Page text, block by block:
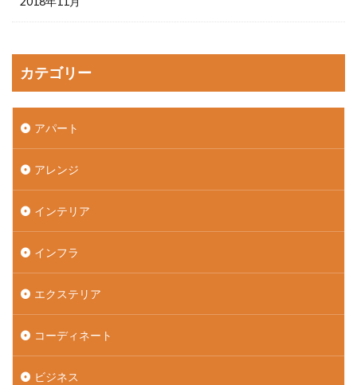
カテゴリー
アパート
アレンジ
インテリア
インフラ
エクステリア
コーディネート
ビジネス